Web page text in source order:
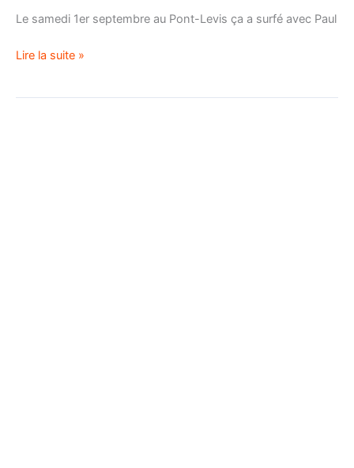
Le samedi 1er septembre au Pont-Levis ça a surfé avec Paul
Lire la suite »